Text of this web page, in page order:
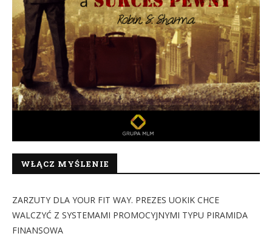
WŁĄCZ MYŚLENIE
ZARZUTY DLA YOUR FIT WAY. PREZES UOKIK CHCE
WALCZYĆ Z SYSTEMAMI PROMOCYJNYMI TYPU PIRAMIDA
FINANSOWA